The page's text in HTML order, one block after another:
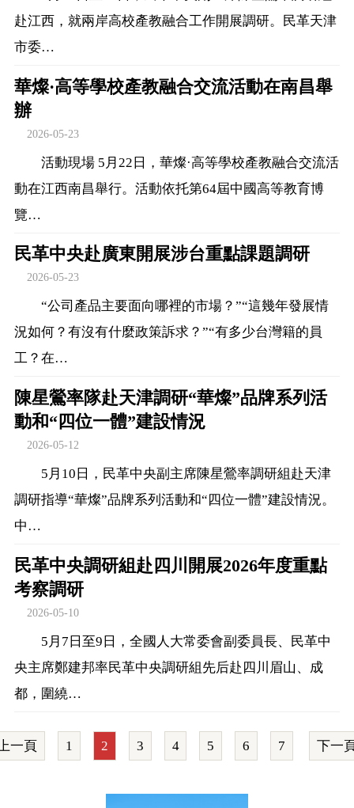
赴江西，就兩岸高校產教融合工作開展調研。民革天津
市委…
華燦·高等學校產教融合交流活動在南昌舉
辦
2026-05-23
活動現場 5月22日，華燦·高等學校產教融合交流活
動在江西南昌舉行。活動依托第64屆中國高等教育博
覽…
民革中央赴廣東開展涉台重點課題調研
2026-05-23
“公司產品主要面向哪裡的市場？”“這幾年發展情
況如何？有沒有什麼政策訴求？”“有多少台灣籍的員
工？在…
陳星鶯率隊赴天津調研“華燦”品牌系列活
動和“四位一體”建設情況
2026-05-12
5月10日，民革中央副主席陳星鶯率調研組赴天津
調研指導“華燦”品牌系列活動和“四位一體”建設情況。
中…
民革中央調研組赴四川開展2026年度重點
考察調研
2026-05-10
5月7日至9日，全國人大常委會副委員長、民革中
央主席鄭建邦率民革中央調研組先后赴四川眉山、成
都，圍繞…
一頁 1 2 3 4 5 6 7 下一